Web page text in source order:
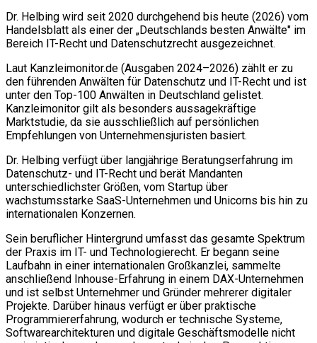
Dr. Helbing wird seit 2020 durchgehend bis heute (2026) vom
Handelsblatt als einer der „Deutschlands besten Anwälte" im
Bereich IT-Recht und Datenschutzrecht ausgezeichnet.
Laut Kanzleimonitor.de (Ausgaben 2024–2026) zählt er zu
den führenden Anwälten für Datenschutz und IT-Recht und ist
unter den Top-100 Anwälten in Deutschland gelistet.
Kanzleimonitor gilt als besonders aussagekräftige
Marktstudie, da sie ausschließlich auf persönlichen
Empfehlungen von Unternehmensjuristen basiert.
Dr. Helbing verfügt über langjährige Beratungserfahrung im
Datenschutz- und IT-Recht und berät Mandanten
unterschiedlichster Größen, vom Startup über
wachstumsstarke SaaS-Unternehmen und Unicorns bis hin zu
internationalen Konzernen.
Sein beruflicher Hintergrund umfasst das gesamte Spektrum
der Praxis im IT- und Technologierecht. Er begann seine
Laufbahn in einer internationalen Großkanzlei, sammelte
anschließend Inhouse-Erfahrung in einem DAX-Unternehmen
und ist selbst Unternehmer und Gründer mehrerer digitaler
Projekte. Darüber hinaus verfügt er über praktische
Programmiererfahrung, wodurch er technische Systeme,
Softwarearchitekturen und digitale Geschäftsmodelle nicht